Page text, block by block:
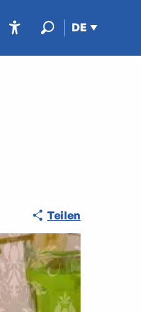
DE
Teilen